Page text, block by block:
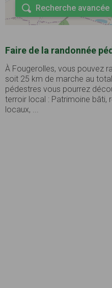
Recherche avancée
Faire de la randonnée
À Fougerolles, vous pouvez
soit 25 km de marche au
pédestres vous pourrez
terroir local : Patrimoine bâti,
locaux, ...